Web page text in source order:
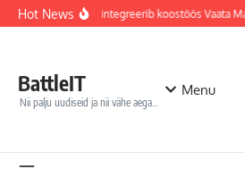
Sisu juurde
Hot News
Jõhvi haigla integreerib koostöös Vaata
BattleIT
Nii palju uudiseid ja nii vähe aega…
Menu